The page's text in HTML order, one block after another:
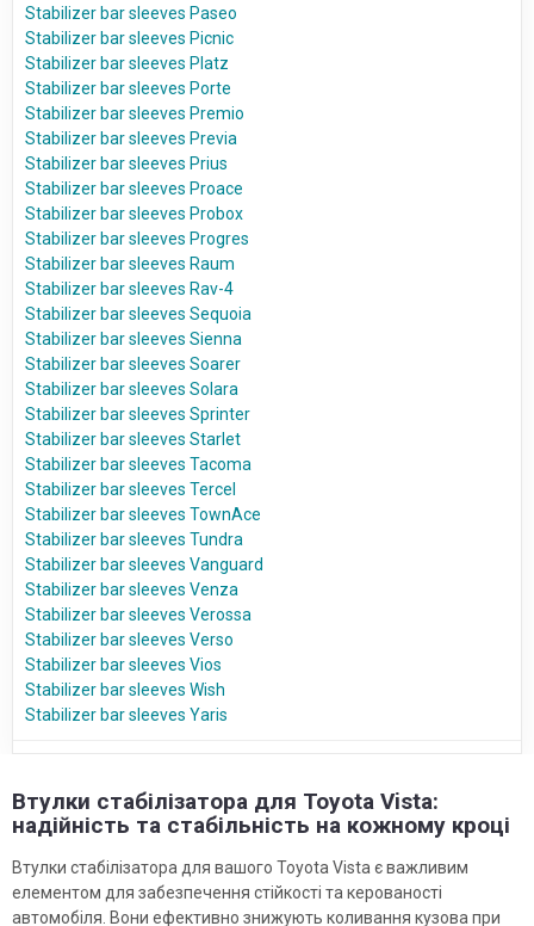
Stabilizer bar sleeves Paseo
Stabilizer bar sleeves Picnic
Stabilizer bar sleeves Platz
Stabilizer bar sleeves Porte
Stabilizer bar sleeves Premio
Stabilizer bar sleeves Previa
Stabilizer bar sleeves Prius
Stabilizer bar sleeves Proace
Stabilizer bar sleeves Probox
Stabilizer bar sleeves Progres
Stabilizer bar sleeves Raum
Stabilizer bar sleeves Rav-4
Stabilizer bar sleeves Sequoia
Stabilizer bar sleeves Sienna
Stabilizer bar sleeves Soarer
Stabilizer bar sleeves Solara
Stabilizer bar sleeves Sprinter
Stabilizer bar sleeves Starlet
Stabilizer bar sleeves Tacoma
Stabilizer bar sleeves Tercel
Stabilizer bar sleeves TownAce
Stabilizer bar sleeves Tundra
Stabilizer bar sleeves Vanguard
Stabilizer bar sleeves Venza
Stabilizer bar sleeves Verossa
Stabilizer bar sleeves Verso
Stabilizer bar sleeves Vios
Stabilizer bar sleeves Wish
Stabilizer bar sleeves Yaris
Втулки стабілізатора для Toyota Vista:
надійність та стабільність на кожному кроці
Втулки стабілізатора для вашого Toyota Vista є важливим
елементом для забезпечення стійкості та керованості
автомобіля. Вони ефективно знижують коливання кузова при